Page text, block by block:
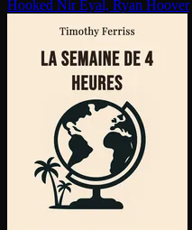
Hooked Nir Eyal, Ryan Hoover